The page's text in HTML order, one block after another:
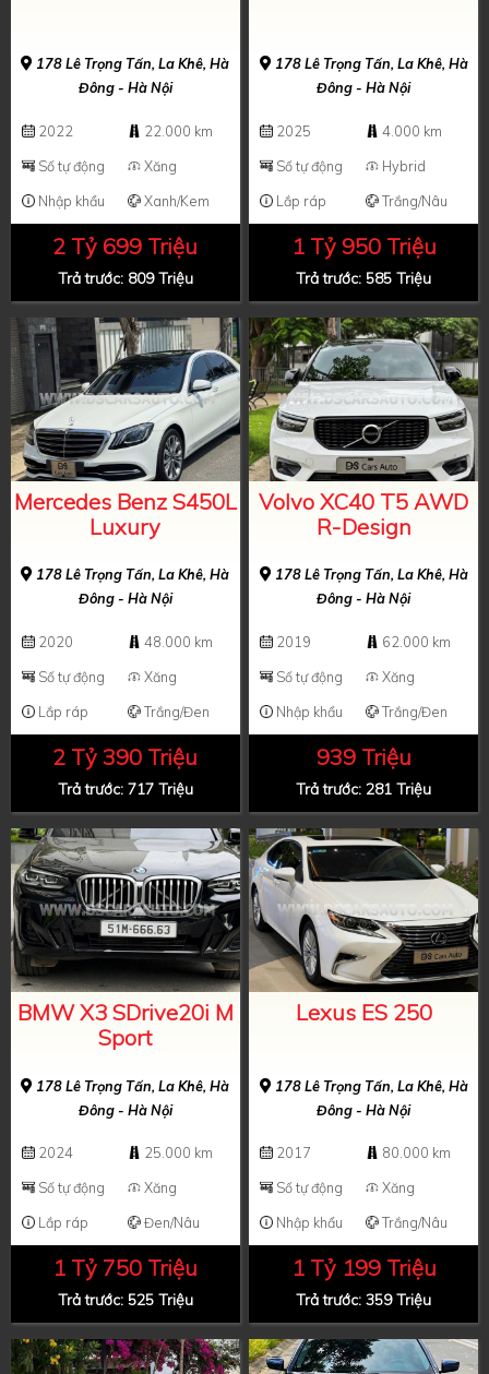
178 Lê Trọng Tấn, La Khê, Hà
Đông - Hà Nội
2022
22.000 km
Số tự động
Xăng
Nhập khẩu
Xanh/Kem
2 Tỷ 699 Triệu
Trả trước: 809 Triệu
178 Lê Trọng Tấn, La Khê, Hà
Đông - Hà Nội
2025
4.000 km
Số tự động
Hybrid
Lắp ráp
Trắng/Nâu
1 Tỷ 950 Triệu
Trả trước: 585 Triệu
Mercedes Benz S450L
Luxury
178 Lê Trọng Tấn, La Khê, Hà
Đông - Hà Nội
2020
48.000 km
Số tự động
Xăng
Lắp ráp
Trắng/Đen
2 Tỷ 390 Triệu
Trả trước: 717 Triệu
Volvo XC40 T5 AWD
R-Design
178 Lê Trọng Tấn, La Khê, Hà
Đông - Hà Nội
2019
62.000 km
Số tự động
Xăng
Nhập khẩu
Trắng/Đen
939 Triệu
Trả trước: 281 Triệu
BMW X3 SDrive20i M
Sport
178 Lê Trọng Tấn, La Khê, Hà
Đông - Hà Nội
2024
25.000 km
Số tự động
Xăng
Lắp ráp
Đen/Nâu
1 Tỷ 750 Triệu
Trả trước: 525 Triệu
Lexus ES 250
178 Lê Trọng Tấn, La Khê, Hà
Đông - Hà Nội
2017
80.000 km
Số tự động
Xăng
Nhập khẩu
Trắng/Nâu
1 Tỷ 199 Triệu
Trả trước: 359 Triệu